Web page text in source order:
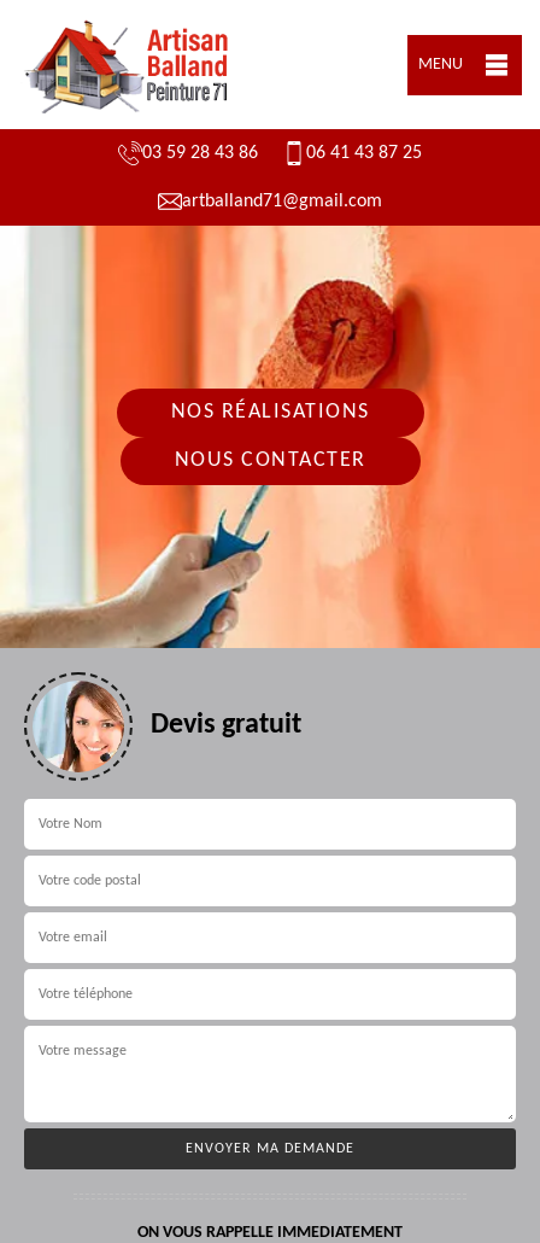
MENU
03 59 28 43 86 06 41 43 87 25
artballand71@gmail.com
NOS RÉALISATIONS
NOUS CONTACTER
Devis gratuit
ON VOUS RAPPELLE IMMEDIATEMENT